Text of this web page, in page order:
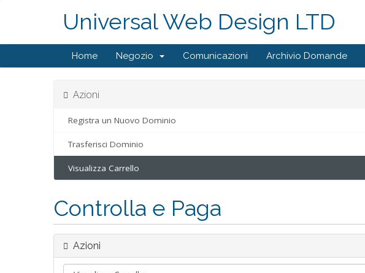
Universal Web Design LTD
Home Negozio Comunicazioni Archivio Domande
Azioni
Registra un Nuovo Dominio
Trasferisci Dominio
Visualizza Carrello
Controlla e Paga
Azioni